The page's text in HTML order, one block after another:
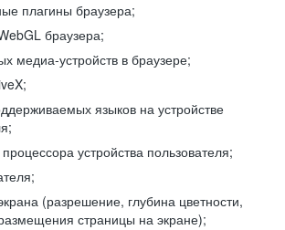
плагины браузера;
браузера;
медиа-устройств в браузере;
языков на устройстве
устройства пользователя;
(разрешение, глубина цветности,
страницы на экране);